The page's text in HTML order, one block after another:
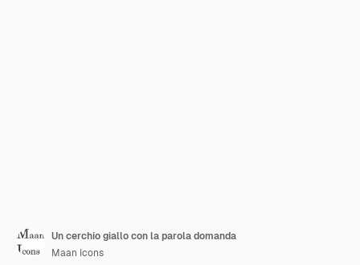
Un cerchio giallo con la parola domanda
Maan Icons